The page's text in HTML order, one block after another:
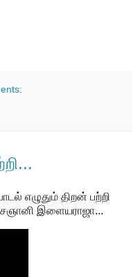
எழுதும் திறன் பற்றி
இளையராஜா...